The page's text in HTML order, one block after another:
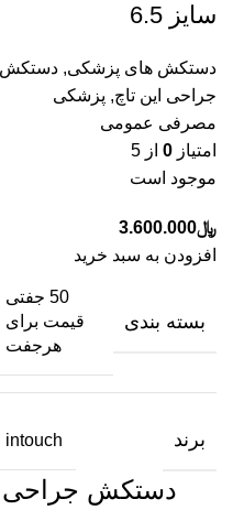
سایز 6.5
دستکش های پزشکی, دستکش
جراحی این تاچ, پزشکی
مصرفی عمومی
امتیاز 0 از 5
موجود است
﷼3.600.000
افزودن به سبد خرید
بسته بندی
50 جفتی
قیمت برای
هرجفت
برند intouch
دستکش جراحی